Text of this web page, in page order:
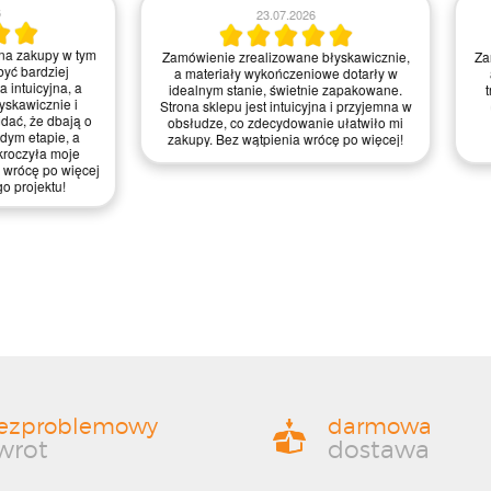
błyskawicznie,
dotarły w
świetnie zapakowane.
intuicyjna i przyjemna w
ułatwiło mi
wrócę po więcej!
Zamówienie było proste do zrealizowania,
a strona intuicyjna. Myślę, że mogliby
trochę poprawić szybkość dostawy, ale
ogólnie jestem zadowolony z jakości
materiałów i obsługi – zasługują na
mocne cztery gwiazdki!
darmowa
dostawa